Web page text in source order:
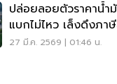
ปล่อยลอยตัวราคาน้ำ
แบกไม่ไหว เล็งดึงภา
ช่วย 6 บาท
27 มี.ค. 2569 | 01:46 น.